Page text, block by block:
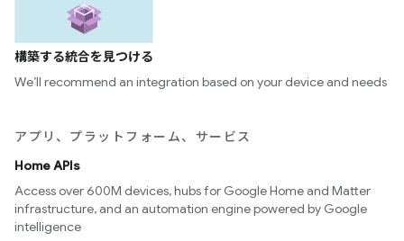
構築する統合を見つける
We’ll recommend an integration based on your device and needs
アプリ、プラットフォーム、サービス
Home APIs
Access over 600M devices, hubs for Google Home and Matter
infrastructure, and an automation engine powered by Google
intelligence